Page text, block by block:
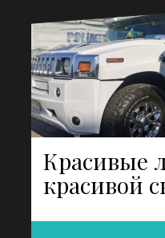
Красивые
красивой